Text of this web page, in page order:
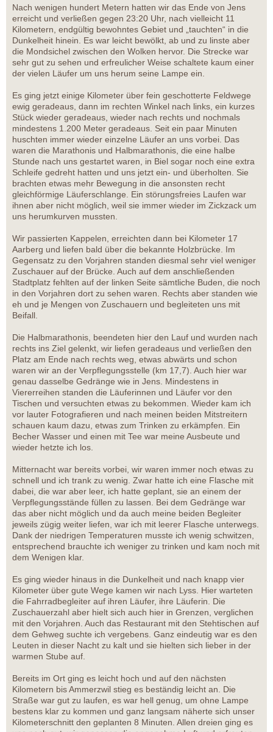
Nach wenigen hundert Metern hatten wir das Ende von Jens
erreicht und verließen gegen 23:20 Uhr, nach vielleicht 11
Kilometern, endgültig bewohntes Gebiet und „tauchten“ in die
Dunkelheit hinein. Es war leicht bewölkt, ab und zu linste aber
die Mondsichel zwischen den Wolken hervor. Die Strecke war
sehr gut zu sehen und erfreulicher Weise schaltete kaum einer
der vielen Läufer um uns herum seine Lampe ein.
Es ging jetzt einige Kilometer über fein geschotterte Feldwege
ewig geradeaus, dann im rechten Winkel nach links, ein kurzes
Stück wieder geradeaus, wieder nach rechts und nochmals
mindestens 1.200 Meter geradeaus. Seit ein paar Minuten
huschten immer wieder einzelne Läufer an uns vorbei. Das
waren die Marathonis und Halbmarathonis, die eine halbe
Stunde nach uns gestartet waren, in Biel sogar noch eine extra
Schleife gedreht hatten und uns jetzt ein- und überholten. Sie
brachten etwas mehr Bewegung in die ansonsten recht
gleichförmige Läuferschlange. Ein störungsfreies Laufen war
ihnen aber nicht möglich, weil sie immer wieder im Zickzack um
uns herumkurven mussten.
Wir passierten Kappelen, erreichten dann bei Kilometer 17
Aarberg und liefen bald über die bekannte Holzbrücke. Im
Gegensatz zu den Vorjahren standen diesmal sehr viel weniger
Zuschauer auf der Brücke. Auch auf dem anschließenden
Stadtplatz fehlten auf der linken Seite sämtliche Buden, die noch
in den Vorjahren dort zu sehen waren. Rechts aber standen wie
eh und je Mengen von Zuschauern und begleiteten uns mit
Beifall.
Die Halbmarathonis, beendeten hier den Lauf und wurden nach
rechts ins Ziel gelenkt, wir liefen geradeaus und verließen den
Platz am Ende nach rechts weg, etwas abwärts und schon
waren wir an der Verpflegungsstelle (km 17,7). Auch hier war
genau dasselbe Gedränge wie in Jens. Mindestens in
Viererreihen standen die Läuferinnen und Läufer vor den
Tischen und versuchten etwas zu bekommen. Wieder kam ich
vor lauter Fotografieren und nach meinen beiden Mitstreitern
schauen kaum dazu, etwas zum Trinken zu erkämpfen. Ein
Becher Wasser und einen mit Tee war meine Ausbeute und
wieder hetzte ich los.
Mitternacht war bereits vorbei, wir waren immer noch etwas zu
schnell und ich trank zu wenig. Zwar hatte ich eine Flasche mit
dabei, die war aber leer, ich hatte geplant, sie an einem der
Verpflegungsstände füllen zu lassen. Bei dem Gedränge war
das aber nicht möglich und da auch meine beiden Begleiter
jeweils zügig weiter liefen, war ich mit leerer Flasche unterwegs.
Dank der niedrigen Temperaturen musste ich wenig schwitzen,
entsprechend brauchte ich weniger zu trinken und kam noch mit
dem Wenigen klar.
Es ging wieder hinaus in die Dunkelheit und nach knapp vier
Kilometer über gute Wege kamen wir nach Lyss. Hier warteten
die Fahrradbegleiter auf ihren Läufer, ihre Läuferin. Die
Zuschauerzahl aber hielt sich auch hier in Grenzen, verglichen
mit den Vorjahren. Auch das Restaurant mit den Stehtischen auf
dem Gehweg suchte ich vergebens. Ganz eindeutig war es den
Leuten in dieser Nacht zu kalt und sie hielten sich lieber in der
warmen Stube auf.
Bereits im Ort ging es leicht hoch und auf den nächsten
Kilometern bis Ammerzwil stieg es beständig leicht an. Die
Straße war gut zu laufen, es war hell genug, um ohne Lampe
bestens klar zu kommen und ganz langsam näherte sich unser
Kilometerschnitt den geplanten 8 Minuten. Allen dreien ging es